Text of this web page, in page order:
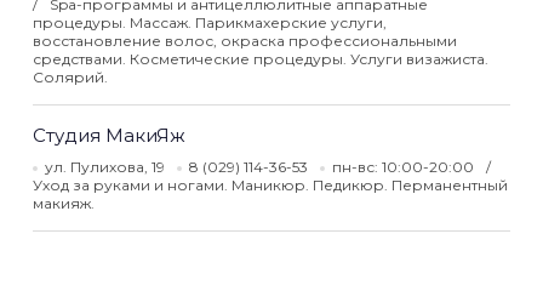
Spa-программы и антицеллюлитные аппаратные
процедуры. Массаж. Парикмахерские услуги,
восстановление волос, окраска профессиональными
средствами. Косметические процедуры. Услуги визажиста.
Солярий.
Студия МакиЯж
ул. Пулихова, 19 8 (029) 114-36-53
пн-вс: 10:00-20:00
Уход за руками и ногами. Маникюр. Педикюр. Перманентный
макияж.